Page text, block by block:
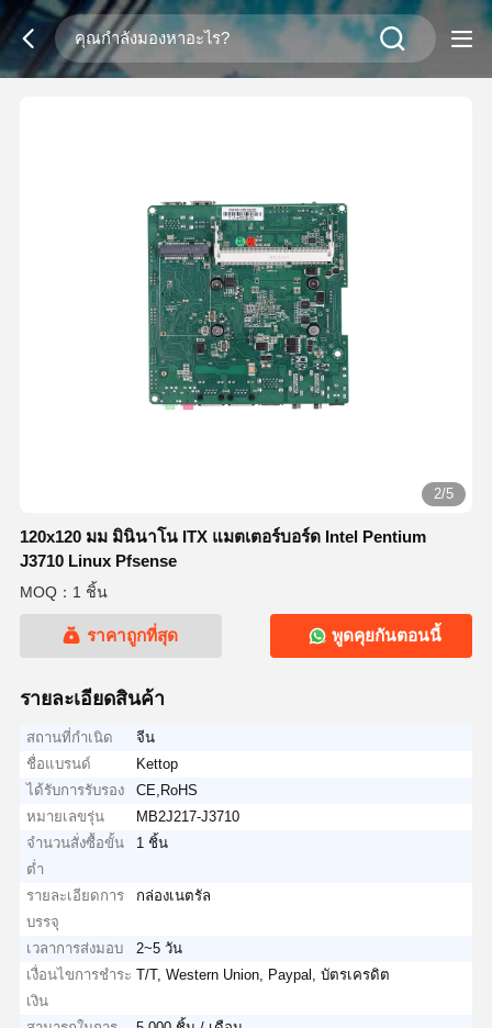
2/5
120x120 มม มินินาโน ITX แมตเตอร์บอร์ด Intel Pentium
J3710 Linux Pfsense
MOQ：1 ชิ้น
ราคาถูกที่สุด พูดคุยกันตอนนี้
รายละเอียดสินค้า
สถานที่กำเนิด
จีน
ชื่อแบรนด์
Kettop
ได้รับการรับรอง
CE,RoHS
หมายเลขรุ่น
MB2J217-J3710
จำนวนสั่งซื้อขั้น
ต่ำ
1 ชิ้น
รายละเอียดการ
บรรจุ
กล่องเนตรัล
เวลาการส่งมอบ
2~5 วัน
เงื่อนไขการชำระ
เงิน
T/T, Western Union, Paypal, บัตรเครดิต